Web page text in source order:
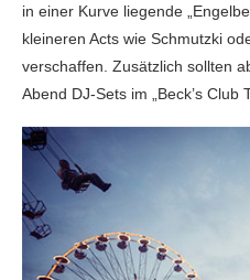
in einer Kurve liegende
kleineren Acts wie Schmutzki
verschaffen. Zusätzlich sollten
Abend DJ-Sets im „Beck’s Club